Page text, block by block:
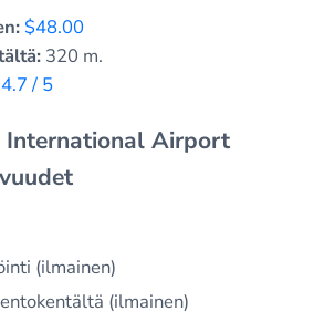
$48.00
320 m.
4.7 / 5
International Airport
(ilmainen)
(ilmainen)